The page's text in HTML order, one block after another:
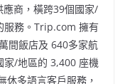
商，橫跨39個國家/
服務。Trip.com 擁有
間飯店及 640多家航
家/地區的 3,400 座機
多語言客戶服務，